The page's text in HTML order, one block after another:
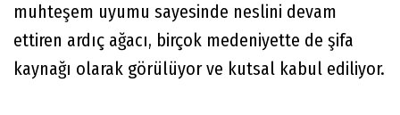
muhteşem uyumu sayesinde neslini devam
ettiren ardıç ağacı, birçok medeniyette de şifa
kaynağı olarak görülüyor ve kutsal kabul ediliyor.